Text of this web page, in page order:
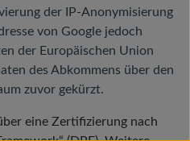
der IP-Anonymisierung
von Google jedoch
der Europäischen Union
des Abkommens über den
zuvor gekürzt.
eine Zertifizierung nach